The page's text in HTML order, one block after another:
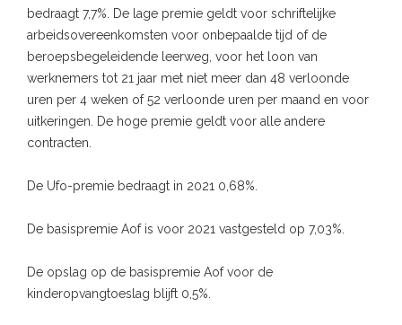
bedraagt 7,7%. De lage premie geldt voor schriftelijke
arbeidsovereenkomsten voor onbepaalde tijd of de
beroepsbegeleidende leerweg, voor het loon van
werknemers tot 21 jaar met niet meer dan 48 verloonde
uren per 4 weken of 52 verloonde uren per maand en voor
uitkeringen. De hoge premie geldt voor alle andere
contracten.
De Ufo-premie bedraagt in 2021 0,68%.
De basispremie Aof is voor 2021 vastgesteld op 7,03%.
De opslag op de basispremie Aof voor de
kinderopvangtoeslag blijft 0,5%.